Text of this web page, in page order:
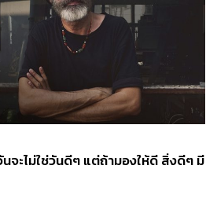
จะไม่ใช่วันดีๆ แต่ถ้ามองให้ดี สิ่งดีๆ มี